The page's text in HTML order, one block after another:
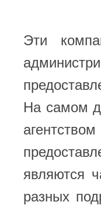
Эти
На самом
являются
разных